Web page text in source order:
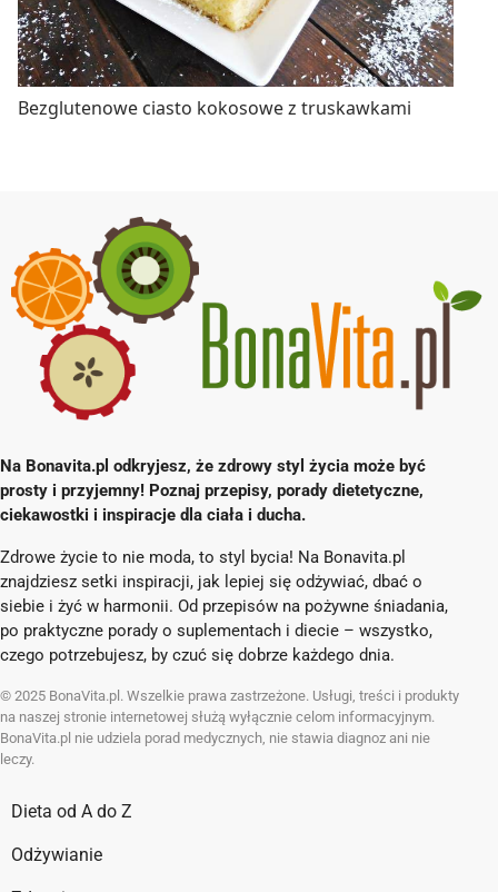
Bezglutenowe ciasto kokosowe z truskawkami
Na Bonavita.pl odkryjesz, że zdrowy styl życia może być
prosty i przyjemny! Poznaj przepisy, porady dietetyczne,
ciekawostki i inspiracje dla ciała i ducha.
Zdrowe życie to nie moda, to styl bycia! Na Bonavita.pl
znajdziesz setki inspiracji, jak lepiej się odżywiać, dbać o
siebie i żyć w harmonii. Od przepisów na pożywne śniadania,
po praktyczne porady o suplementach i diecie – wszystko,
czego potrzebujesz, by czuć się dobrze każdego dnia.
© 2025 BonaVita.pl. Wszelkie prawa zastrzeżone. Usługi, treści i produkty
na naszej stronie internetowej służą wyłącznie celom informacyjnym.
BonaVita.pl nie udziela porad medycznych, nie stawia diagnoz ani nie
leczy.
Dieta od A do Z
Odżywianie